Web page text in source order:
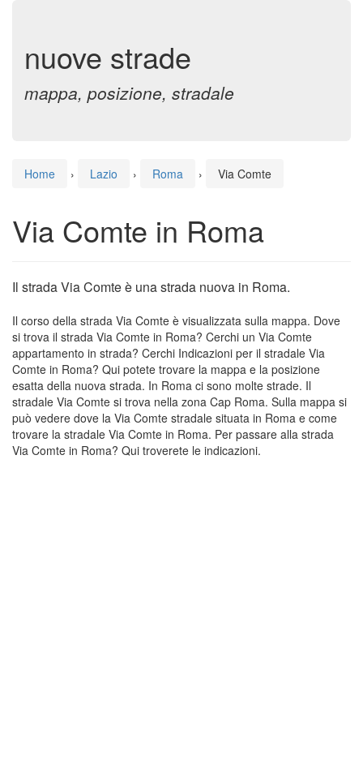
nuove strade
mappa, posizione, stradale
Home › Lazio › Roma › Via Comte
Via Comte in Roma
Il strada Via Comte è una strada nuova in Roma.
Il corso della strada Via Comte è visualizzata sulla mappa. Dove
si trova il strada Via Comte in Roma? Cerchi un Via Comte
appartamento in strada? Cerchi Indicazioni per il stradale Via
Comte in Roma? Qui potete trovare la mappa e la posizione
esatta della nuova strada. In Roma ci sono molte strade. Il
stradale Via Comte si trova nella zona Cap Roma. Sulla mappa si
può vedere dove la Via Comte stradale situata in Roma e come
trovare la stradale Via Comte in Roma. Per passare alla strada
Via Comte in Roma? Qui troverete le indicazioni.